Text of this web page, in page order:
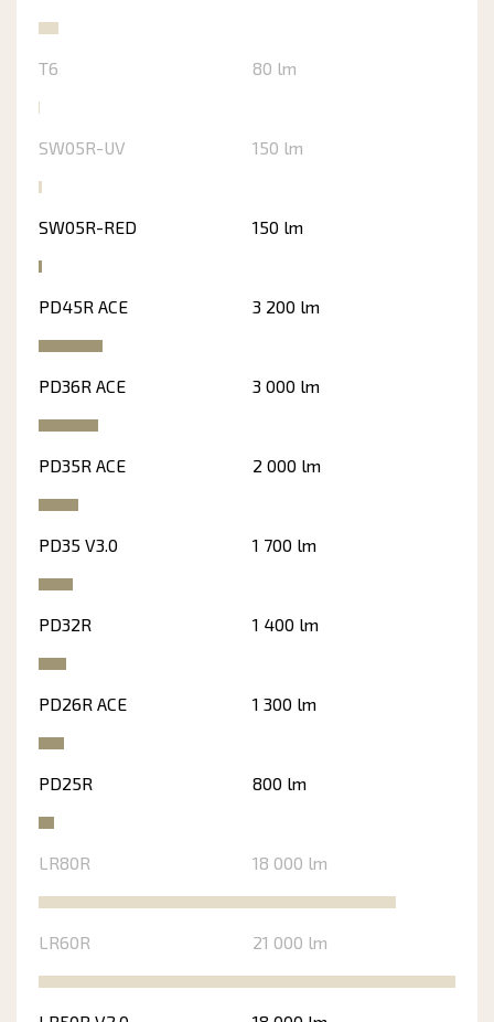
T6 80 lm
SW05R-UV 150 lm
SW05R-RED 150 lm
PD45R ACE 3 200 lm
PD36R ACE 3 000 lm
PD35R ACE 2 000 lm
PD35 V3.0 1 700 lm
PD32R 1 400 lm
PD26R ACE 1 300 lm
PD25R 800 lm
LR80R 18 000 lm
LR60R 21 000 lm